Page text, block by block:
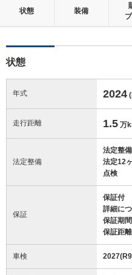
状態 装備
状態
年式 2024
走行距離 1.5 万
法定整備
法定整
法定12
点検
保証
保証付
詳細に
保証期
保証距
車検